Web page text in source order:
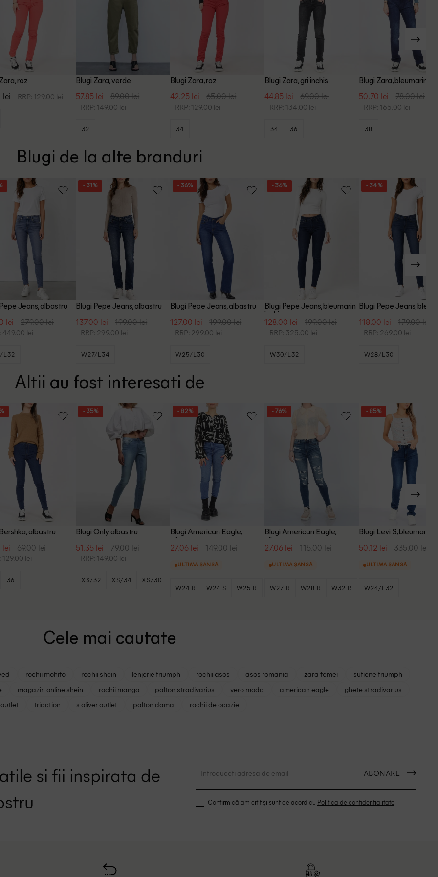
roz
lei RRP: 129.00 lei
Blugi Zara, verde
57.85 lei 89.00 lei
RRP: 149.00 lei
32
Blugi Zara, roz
42.25 lei 65.00 lei
RRP: 129.00 lei
34
Blugi Zara, gri inchis
44.85 lei 69.00 lei
RRP: 134.00 lei
34 36
Blugi Zara, bleumarin
50.70 lei 78.00 lei
RRP: 165.00 lei
38
Blugi de la alte branduri
Jeans, albastru
lei 279.00 lei
449.00 lei
L32
- 31%
Blugi Pepe Jeans, albastru
137.00 lei 199.00 lei
RRP: 299.00 lei
W27/L34
- 36%
Blugi Pepe Jeans, albastru
127.00 lei 199.00 lei
RRP: 299.00 lei
W25/L30
- 36%
Blugi Pepe Jeans, bleumarin
inchis
128.00 lei 199.00 lei
RRP: 325.00 lei
W30/L32
- 34%
Blugi Pepe Jeans,
118.00 lei 179.00 lei
RRP: 269.00 lei
W28/L30
Altii au fost interesati de
albastru
lei 69.00 lei
129.00 lei
36
- 35%
Blugi Only, albastru
51.35 lei 79.00 lei
RRP: 149.00 lei
XS/32 XS/34 XS/30
- 82%
Blugi American Eagle,
albastru
27.06 lei 149.00 lei
ULTIMA ȘANSĂ
W24 R W24 S W25 R
- 76%
Blugi American Eagle,
albastru
27.06 lei 115.00 lei
ULTIMA ȘANSĂ
W27 R W28 R W32 R
- 85%
Blugi Levi S, bleumarin
50.12 lei 335.00 lei
ULTIMA ȘANSĂ
W24/L32
Cele mai cautate
rochii mohito rochii shein lenjerie triumph rochii asos asos romania zara femei
sutiene triumph
magazin online shein rochii mango palton stradivarius vero moda american eagle
ghete stradivarius
triaction s oliver outlet palton dama rochii de ocazie
si fii inspirata de
ABONARE
Confirm că am citit și sunt de acord cu Politica de confidentialitate